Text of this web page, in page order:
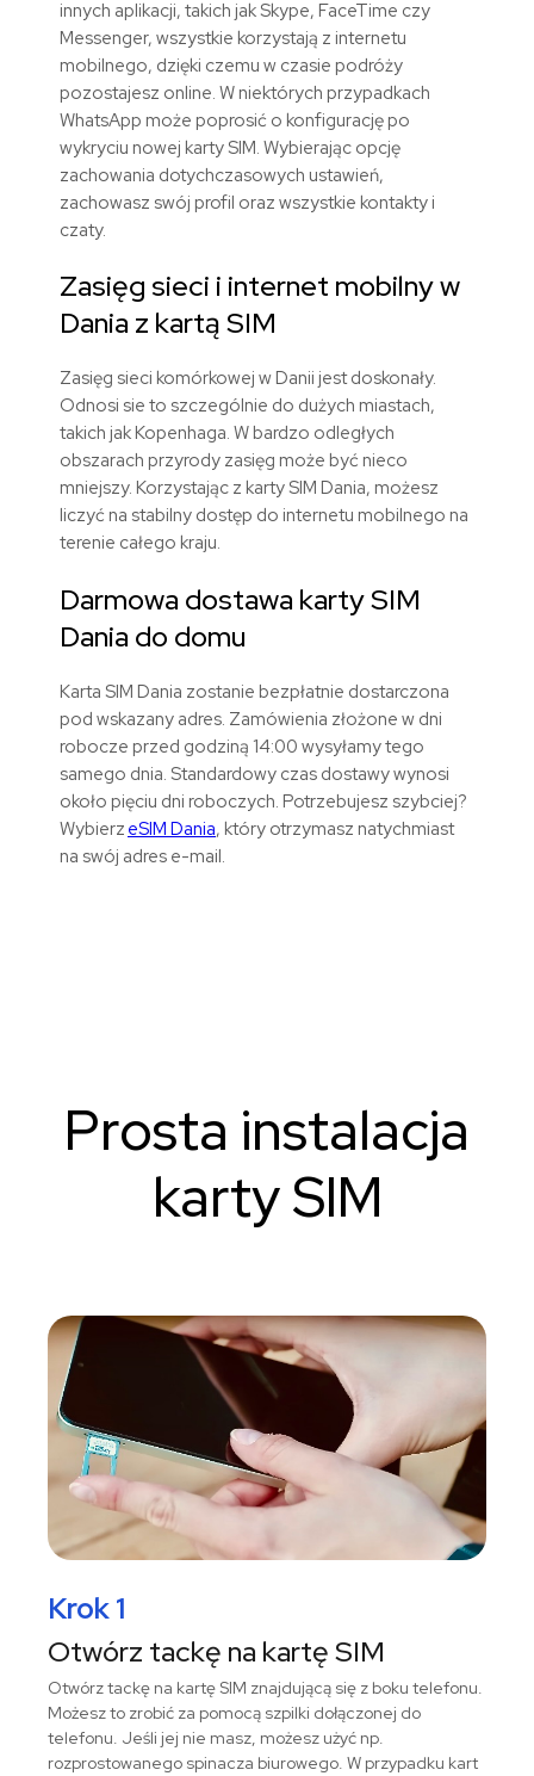
innych aplikacji, takich jak Skype, FaceTime czy
Messenger, wszystkie korzystają z internetu
mobilnego, dzięki czemu w czasie podróży
pozostajesz online. W niektórych przypadkach
WhatsApp może poprosić o konfigurację po
wykryciu nowej karty SIM. Wybierając opcję
zachowania dotychczasowych ustawień,
zachowasz swój profil oraz wszystkie kontakty i
czaty.
Zasięg sieci i internet mobilnyw
Dania z kartąSIM
Zasięg sieci komórkowej w Danii jest doskonały.
Odnosi sie to szczególnie do dużych miastach,
takich jak Kopenhaga. W bardzo odległych
obszarach przyrody zasięg może być nieco
mniejszy. Korzystając z karty SIM Dania, możesz
liczyć na stabilny dostęp do internetu mobilnego na
terenie całego kraju.
Darmowa dostawa karty SIM
Dania do domu
Karta SIM Dania zostanie bezpłatnie dostarczona
pod wskazany adres. Zamówienia złożone w dni
robocze przed godziną 14:00 wysyłamy tego
samego dnia. Standardowy czas dostawy wynosi
około pięciu dni roboczych. Potrzebujesz szybciej?
Wybierz eSIM Dania, który otrzymasz natychmiast
na swój adres e-mail.
Prosta instalacja
karty SIM
Krok 1
Otwórz tackę na kartę SIM
Otwórz tackę na kartę SIM znajdującą się z boku telefonu.
Możesz to zrobić za pomocą szpilki dołączonej do
telefonu. Jeśli jej nie masz, możesz użyć np.
rozprostowanego spinacza biurowego. W przypadku kart